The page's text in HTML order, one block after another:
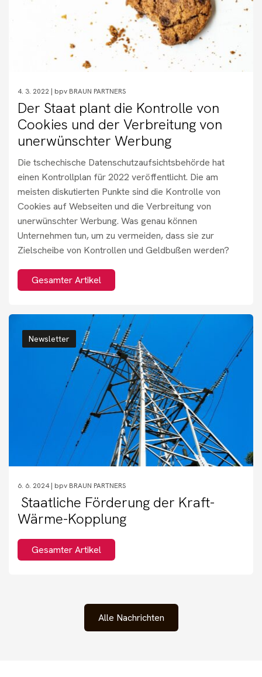
4. 3. 2022 | bpv BRAUN PARTNERS
Der Staat plant die Kontrolle von
Cookies und der Verbreitung von
unerwünschter Werbung
Die tschechische Datenschutzaufsichtsbehörde hat
einen Kontrollplan für 2022 veröffentlicht. Die am
meisten diskutierten Punkte sind die Kontrolle von
Cookies auf Webseiten und die Verbreitung von
unerwünschter Werbung. Was genau können
Unternehmen tun, um zu vermeiden, dass sie zur
Zielscheibe von Kontrollen und Geldbußen werden?
Gesamter Artikel
Newsletter
6. 6. 2024 | bpv BRAUN PARTNERS
Staatliche Förderung der Kraft-
Wärme-Kopplung
Gesamter Artikel
Alle Nachrichten